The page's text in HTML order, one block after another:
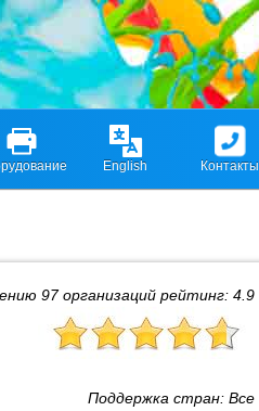
English Контакты
97организаций рейтинг: 4.9
Поддержка стран: Все